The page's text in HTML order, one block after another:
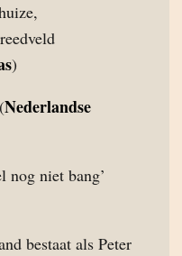
)
Nederlandse
nog niet bang’
bestaat als Peter